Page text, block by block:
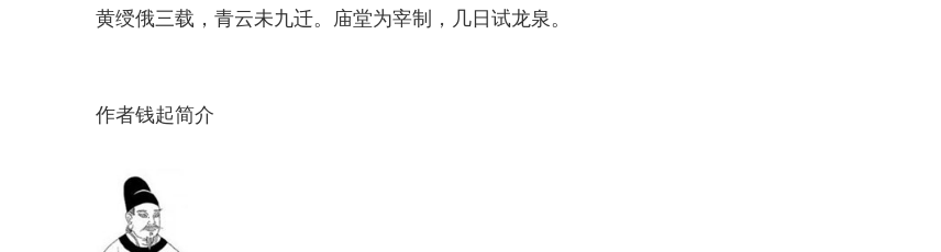
黄绶俄三载，青云未九迁。庙堂为宰制，几日试龙泉。
作者钱起简介